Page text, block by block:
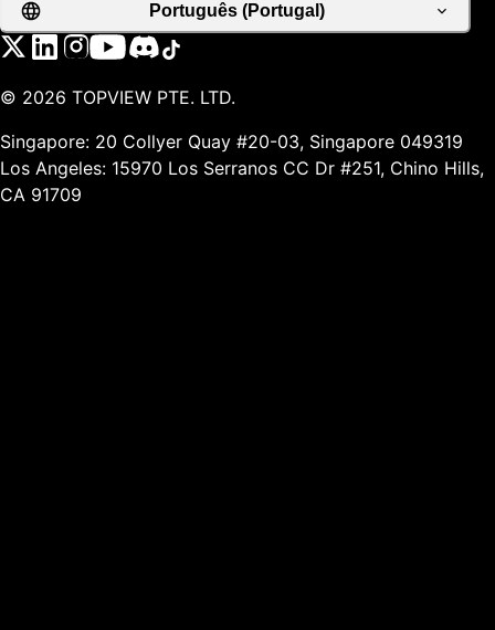
Português (Portugal)
© 2026 TOPVIEW PTE. LTD.
Singapore: 20 Collyer Quay #20-03, Singapore 049319
Los Angeles: 15970 Los Serranos CC Dr #251, Chino Hills,
CA 91709